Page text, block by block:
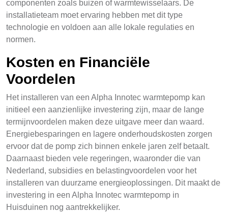
componenten zoals buizen of warmtewisselaars. De
installatieteam moet ervaring hebben met dit type
technologie en voldoen aan alle lokale regulaties en
normen.
Kosten en Financiële
Voordelen
Het installeren van een Alpha Innotec warmtepomp kan
initieel een aanzienlijke investering zijn, maar de lange
termijnvoordelen maken deze uitgave meer dan waard.
Energiebesparingen en lagere onderhoudskosten zorgen
ervoor dat de pomp zich binnen enkele jaren zelf betaalt.
Daarnaast bieden vele regeringen, waaronder die van
Nederland, subsidies en belastingvoordelen voor het
installeren van duurzame energieoplossingen. Dit maakt de
investering in een Alpha Innotec warmtepomp in
Huisduinen nog aantrekkelijker.